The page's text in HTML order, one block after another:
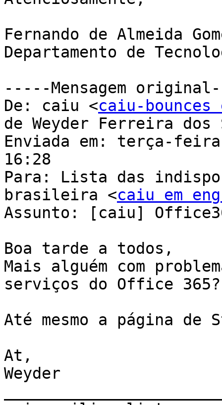
Fernando de Almeida
Departamento de
-----Mensagem
De: caiu <caiu-
de Weyder Ferreira dos
Enviada em: terça-
16:28
Para: Lista das
brasileira <caiu em
Assunto: [caiu]
Boa tarde a todos,
Mais alguém com
serviços do Office 365?
Até mesmo a página
At,
Weyder